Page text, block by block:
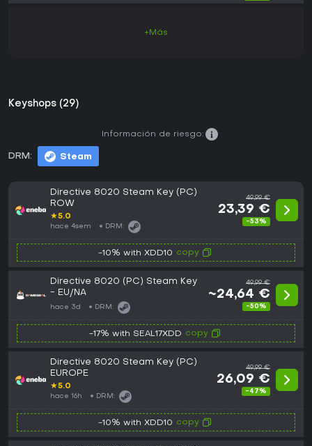
+Más
Keyshops (29)
DRM: Steam
Información de riesgo:
Directive 8020 Steam Key (PC)
ROW
★5.0
hace 4sem DRM:
49,99 €
23,39 €
-53%
-10% with XDD10 copy
Directive 8020 (PC) Steam Key
- EU/NA
hace 3d DRM:
49,99 €
~24,64 €
-50%
-17% with SEAL17XDD copy
Directive 8020 Steam Key (PC)
EUROPE
★5.0
hace 16h DRM:
49,99 €
26,09 €
-47%
-10% with XDD10 copy